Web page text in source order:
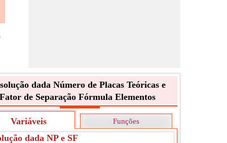
dada Número de Placas Teóricas e
Fator de Separação Fórmula Elementos
Variáveis Funções
dada NP e SF